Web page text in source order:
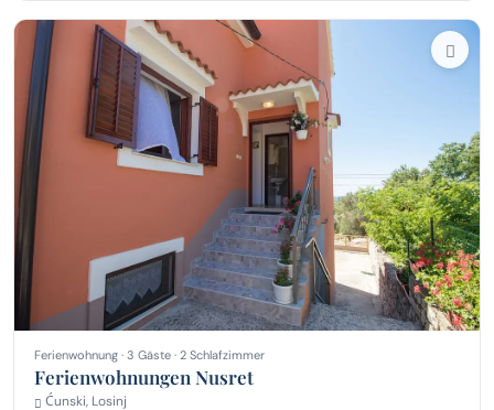
Ferienwohnung · 3 Gäste · 2 Schlafzimmer
Ferienwohnungen Nusret
Ćunski, Losinj